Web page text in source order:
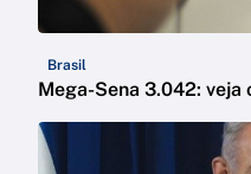
Brasil
Mega-Sena 3.042: veja